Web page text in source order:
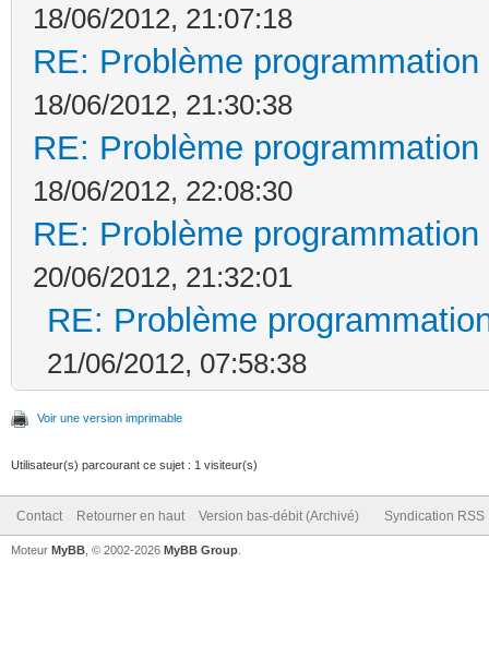
18/06/2012, 21:07:18
RE: Problème
18/06/2012, 21:30:38
RE: Problème
18/06/2012, 22:08:30
RE: Problème
20/06/2012, 21:32:01
RE: Problème
21/06/2012, 07:58:38
Voir une version imprimable
Utilisateur(s) parcourant ce sujet : 1 visiteur(s)
Contact Retourner en haut Version bas-débit (Archivé) Syndication RSS
Moteur MyBB , © 2002-2026 MyBB Group